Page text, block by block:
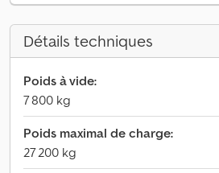
Détails techniques
Poids à vide:
7 800 kg
Poids maximal de charge:
27 200 kg